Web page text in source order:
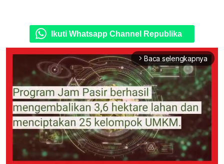
Ikuti Whatsapp Channel Republika
arrow_forward_ios Baca selengkapnya